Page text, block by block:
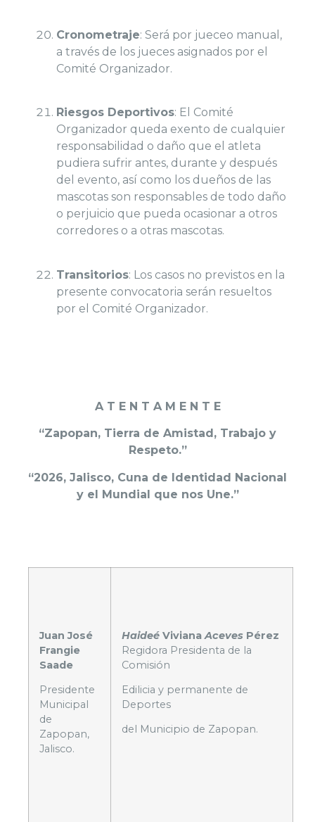
Cronometraje: Será por jueceo manual,
a través de los jueces asignados por el
Comité Organizador.
Riesgos Deportivos: El Comité
Organizador queda exento de cualquier
responsabilidad o daño que el atleta
pudiera sufrir antes, durante y después
del evento, así como los dueños de las
mascotas son responsables de todo daño
o perjuicio que pueda ocasionar a otros
corredores o a otras mascotas.
Transitorios: Los casos no previstos en la
presente convocatoria serán resueltos
por el Comité Organizador.
A T E N T A M E N T E
“Zapopan, Tierra de Amistad, Trabajo y
Respeto.”
“2026, Jalisco, Cuna de Identidad Nacional
y el Mundial que nos Une.”
Juan José
Frangie
Saade
Presidente
Municipal
de
Zapopan,
Jalisco.
Haideé VivianaAceves Pérez
Regidora Presidenta de la
Comisión
Edilicia y permanente de
Deportes
del Municipio de Zapopan.